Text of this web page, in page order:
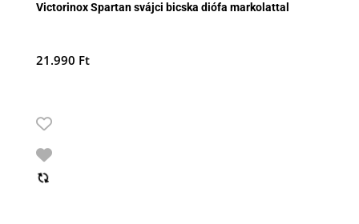
Victorinox Spartan svájci bicska diófa markolattal
21.990 Ft